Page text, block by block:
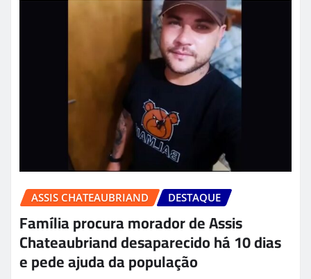
ASSIS CHATEAUBRIAND DESTAQUE
Família procura morador de Assis
Chateaubriand desaparecido há 10 dias
e pede ajuda da população